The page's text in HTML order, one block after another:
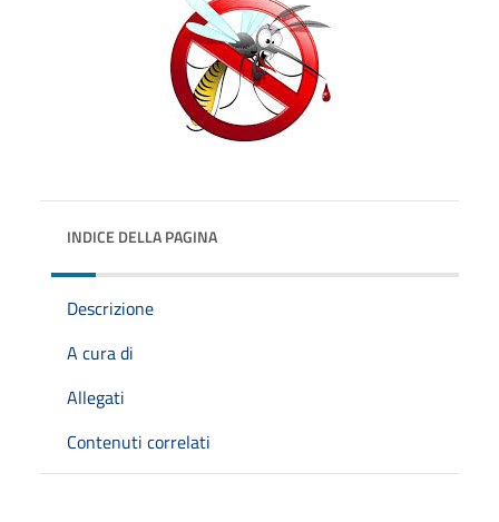
INDICE DELLA PAGINA
Descrizione
A cura di
Allegati
Contenuti correlati